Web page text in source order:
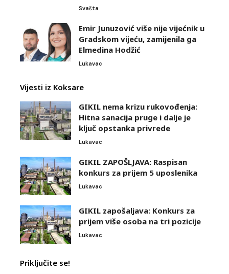
Svašta
Emir Junuzović više nije vijećnik u
Gradskom vijeću, zamijenila ga
Elmedina Hodžić
Lukavac
Vijesti iz Koksare
GIKIL nema krizu rukovođenja:
Hitna sanacija pruge i dalje je
ključ opstanka privrede
Lukavac
GIKIL ZAPOŠLJAVA: Raspisan
konkurs za prijem 5 uposlenika
Lukavac
GIKIL zapošaljava: Konkurs za
prijem više osoba na tri pozicije
Lukavac
Priključite se!